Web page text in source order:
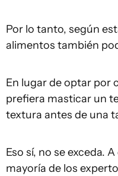
Por lo tanto, según
alimentos también
En lugar de optar por
prefiera masticar un
textura antes de una
Eso sí, no se exceda.
mayoría de los